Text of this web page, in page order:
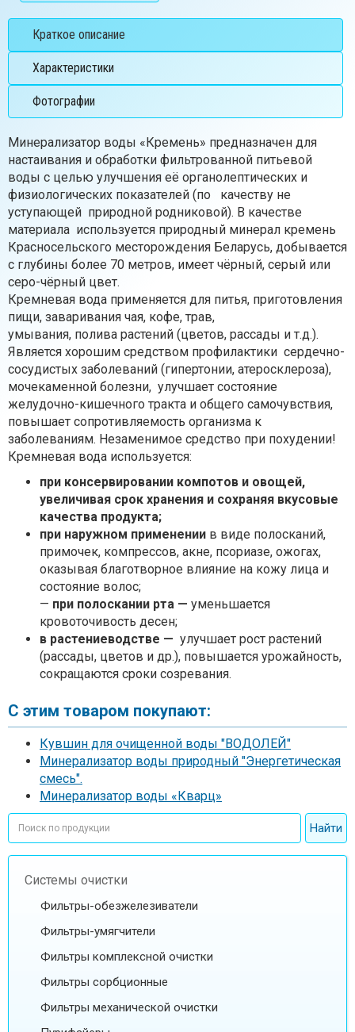
Краткое описание
Характеристики
Фотографии
Минерализатор воды «Кремень» предназначен для
настаивания и обработки фильтрованной питьевой
воды с целью улучшения её органолептических и
физиологических показателей (по качеству не
уступающей природной родниковой). В качестве
материала используется природный минерал кремень
Красносельского месторождения Беларусь, добывается
с глубины более 70 метров, имеет чёрный, серый или
серо-чёрный цвет.
Кремневая вода применяется для питья, приготовления
пищи, заваривания чая, кофе, трав,
умывания, полива растений (цветов, рассады и т.д.).
Является хорошим средством профилактики сердечно-
сосудистых заболеваний (гипертонии, атеросклероза),
мочекаменной болезни, улучшает состояние
желудочно-кишечного тракта и общего самочувствия,
повышает сопротивляемость организма к
заболеваниям. Незаменимое средство при похудении!
Кремневая вода используется:
при консервировании компотов и овощей,
увеличивая срок хранения и сохраняя вкусовые
качества продукта;
при наружном применении в виде полосканий,
примочек, компрессов, акне, псориазе, ожогах,
оказывая благотворное влияние на кожу лица и
состояние волос;
— при полоскании рта — уменьшается
кровоточивость десен;
в растениеводстве — улучшает рост растений
(рассады, цветов и др.), повышается урожайность,
сокращаются сроки созревания.
С этим товаром покупают:
Кувшин для очищенной воды "ВОДОЛЕЙ"
Минерализатор воды природный "Энергетическая
смесь".
Минерализатор воды «Кварц»
Системы очистки
Фильтры-обезжелезиватели
Фильтры-умягчители
Фильтры комплексной очистки
Фильтры сорбционные
Фильтры механической очистки